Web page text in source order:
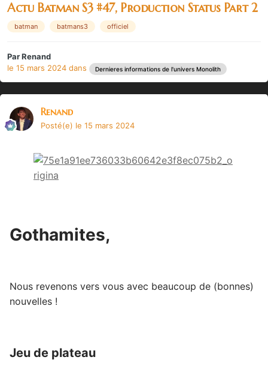
Actu Batman S3 #47, Production Status Part 2
batman batmans3 officiel
ParRenand
le 15 mars 2024 dans Dernieres informations de l'univers Monolith
Renand
Posté(e) le 15 mars 2024
Gothamites,
Nous revenons vers vous avec beaucoup de (bonnes)
nouvelles !
Jeu de plateau